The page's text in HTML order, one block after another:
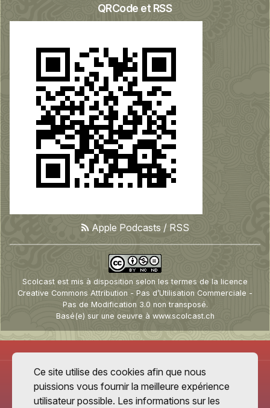
QRCode et RSS
Apple Podcasts / RSS
Scolcast est mis à disposition selon les termes de la licence
Creative Commons Attribution - Pas d’Utilisation Commerciale -
Pas de Modification 3.0 non transposé.
Basé(e) sur une oeuvre à www.scolcast.ch
Ce site utilise des cookies afin que nous
puissions vous fournir la meilleure expérience
utilisateur possible. Les informations sur les